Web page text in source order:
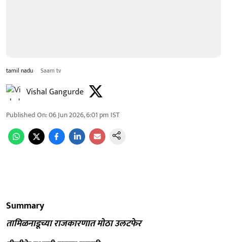
tamil nadu Saam tv
Vishal Gangurde
Published On:06 Jun 2026, 6:01 pm IST
Summary
तामिळनाडूच्या राजकारणात मोठा उलटफेर